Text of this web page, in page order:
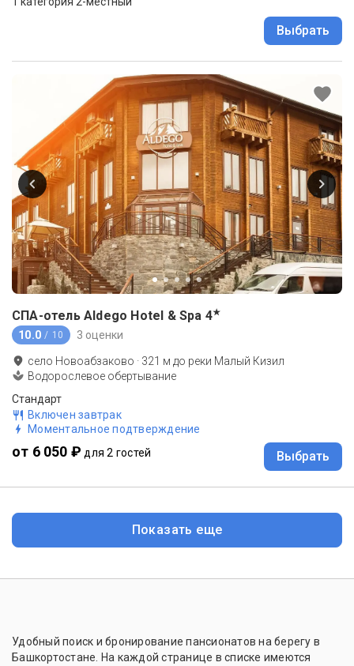
Выбрать
СПА-отель Aldego Hotel & Spa 4★
10.0 / 10 3 оценки
село Новоабзаково · 321 м до реки Малый Кизил
Водорослевое обертывание
Стандарт
Включен завтрак
Моментальное подтверждение
от 6 050 ₽ для 2 гостей Выбрать
Показать еще
Удобный поиск и бронирование пансионатов на берегу в
Башкортостане. На каждой странице в списке имеются